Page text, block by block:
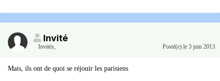
Invité
Invités Posté(e) le 3 juin 2013
Mais, ils ont de quoi se réjouir les parisiens